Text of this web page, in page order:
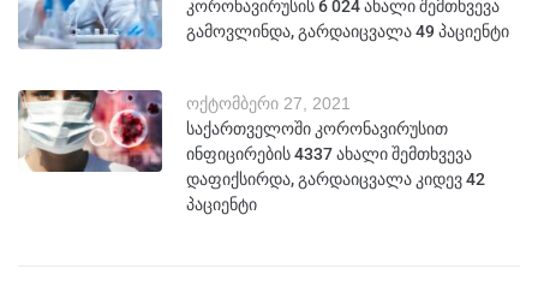
კორონავირუსის 6 024 ახალი შემთხვევა
გამოვლინდა, გარდაიცვალა 49 პაციენტი
ოქტომბერი 27, 2021
საქართველოში კორონავირუსით
ინფიცირების 4337 ახალი შემთხვევა
დაფიქსირდა, გარდაიცვალა კიდევ 42
პაციენტი